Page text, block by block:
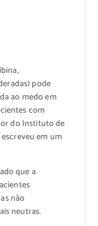
pode
ao medo em
com
do Instituto de
em um
que a
não
neutras.